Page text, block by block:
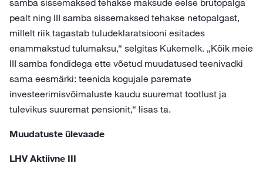
samba sissemaksed tehakse maksude eelse brutopalga
pealt ning III samba sissemaksed tehakse netopalgast,
millelt riik tagastab tuludeklaratsiooni esitades
enammakstud tulumaksu,“ selgitas Kukemelk. „Kõik meie
III samba fondidega ette võetud muudatused teenivadki
sama eesmärki: teenida kogujale paremate
investeerimisvõimaluste kaudu suuremat tootlust ja
tulevikus suuremat pensionit,“ lisas ta.
Muudatuste ülevaade
LHV Aktiivne III